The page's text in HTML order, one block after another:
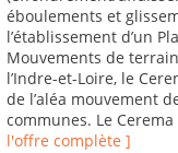
éboulements et
l’établissement d’un
Mouvements de
l’Indre-et-Loire, le
de l’aléa mouvement
communes. Le
l'offre complète ]